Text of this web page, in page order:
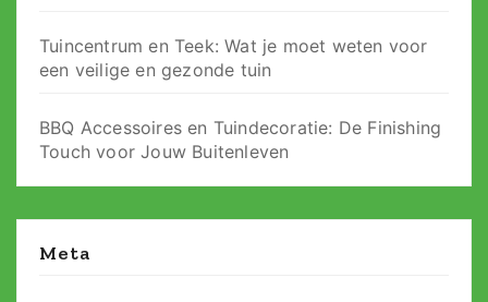
Tuincentrum en Teek: Wat je moet weten voor
een veilige en gezonde tuin
BBQ Accessoires en Tuindecoratie: De Finishing
Touch voor Jouw Buitenleven
Meta